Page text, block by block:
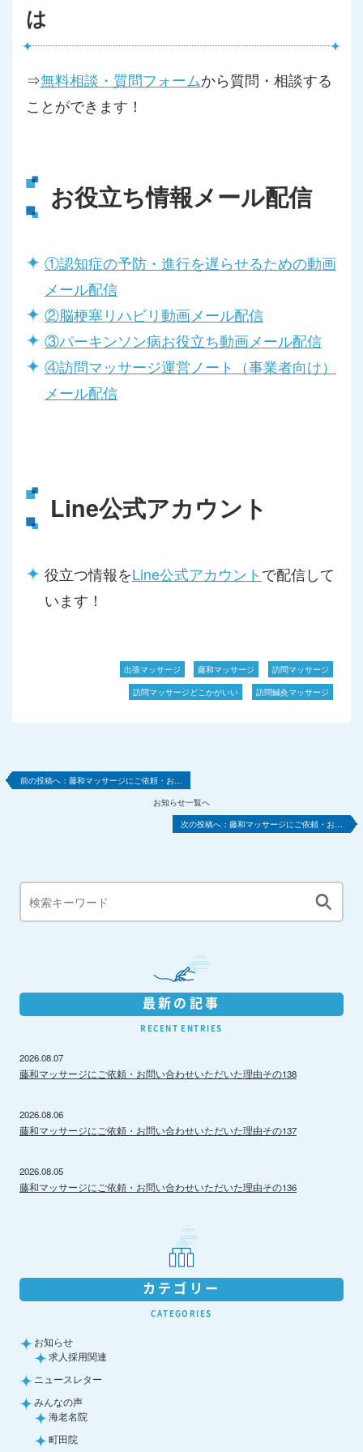
は
⇒無料相談・質問フォームから質問・相談する
ことができます！
お役立ち情報メール配信
①認知症の予防・進行を遅らせるための動画
メール配信
②脳梗塞リハビリ動画メール配信
③パーキンソン病お役立ち動画メール配信
④訪問マッサージ運営ノート（事業者向け）
メール配信
Line公式アカウント
役立つ情報をLine公式アカウントで配信して
います！
出張マッサージ 藤和マッサージ
訪問マッサージ
訪問マッサージどこかがいい
訪問鍼灸マッサージ
藤和マッサージにご依頼・お…
お知らせ一覧へ
藤和マッサージにご依頼・お…
最新の記事
RECENT ENTRIES
2026.08.07
藤和マッサージにご依頼・お問い合わせいただいた理由その138
2026.08.06
藤和マッサージにご依頼・お問い合わせいただいた理由その137
2026.08.05
藤和マッサージにご依頼・お問い合わせいただいた理由その136
カテゴリー
CATEGORIES
お知らせ
求人採用関連
ニュースレター
みんなの声
海老名院
町田院